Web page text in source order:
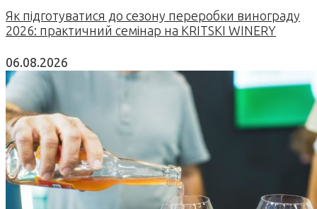
Як підготуватися до сезону переробки винограду
2026: практичний семінар на KRITSKI WINERY
06.08.2026